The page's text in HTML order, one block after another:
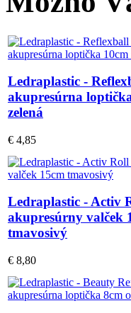
Ledraplastic -
akupresúrna
zelená
€ 4,85
Ledraplastic - Activ
akupresúrny valček
tmavosivý
€ 8,80